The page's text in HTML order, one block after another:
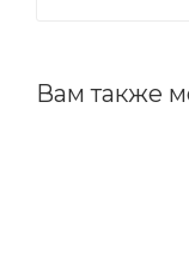
Вам также